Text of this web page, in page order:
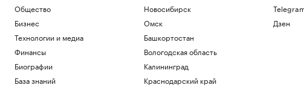
Общество
Бизнес
Технологии и медиа
Финансы
Биографии
База знаний
Новосибирск
Омск
Башкортостан
Вологодская область
Калининград
Краснодарский край
Дзен